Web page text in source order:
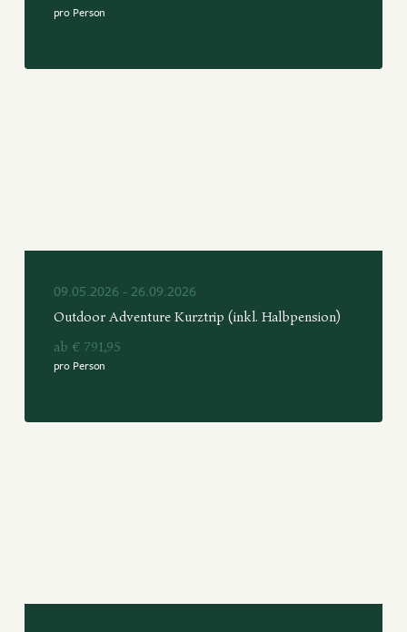
pro Person
09.05.2026 - 26.09.2026
Outdoor Adventure Kurztrip (inkl. Halbpension)
ab € 791,95
pro Person